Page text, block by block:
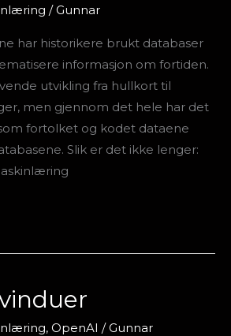
/Gunnar
har historikere brukt databaser
informasjon om fortiden.
utvikling fra hullkort til
men gjennom det hele har det
fortolket og kodet dataene
Slik er det ikke lenger:
, OpenAI /Gunnar